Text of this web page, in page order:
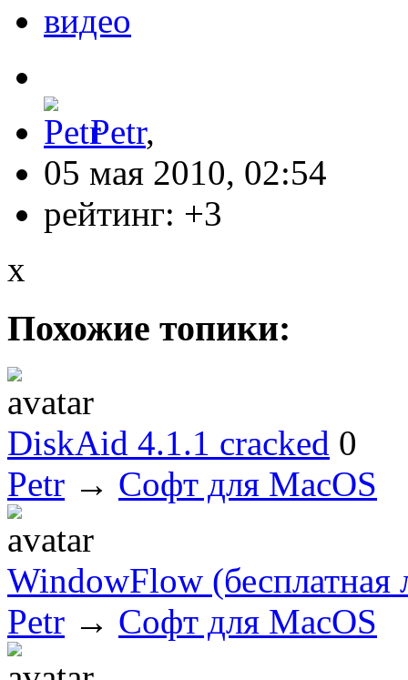
видео
Petr,
05 мая 2010, 02:54
рейтинг: +3
x
Похожие топики:
DiskAid 4.1.1 cracked 0
Petr → Софт для MacOS
WindowFlow (бесплатная
Petr → Софт для MacOS